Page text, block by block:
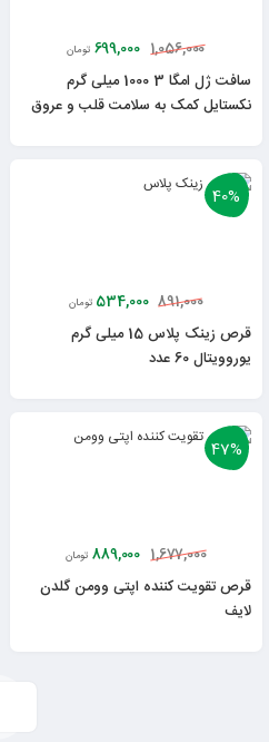
1,056,000
699,000 تومان
سافت ژل امگا 3 1000 میلی گرم
نکستایل کمک به سلامت قلب و عروق
40%
891,000
534,000 تومان
قرص زینک پلاس 15 میلی گرم
یوروویتال 60 عدد
47%
1,677,000
889,000 تومان
قرص تقویت کننده اپتی وومن گلدن
لایف